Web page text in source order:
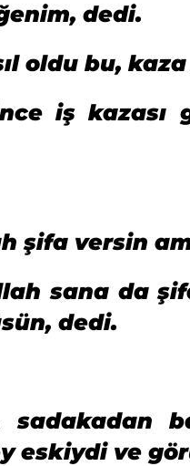
dedi.
oldu bu,
iş kazası
şifa versin
sana da
dedi.
eskiydi ve